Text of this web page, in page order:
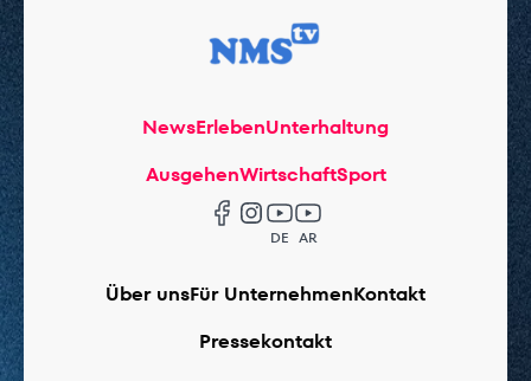
NewsErlebenUnterhaltung
AusgehenWirtschaftSport
DE AR
Über unsFür UnternehmenKontakt
Pressekontakt